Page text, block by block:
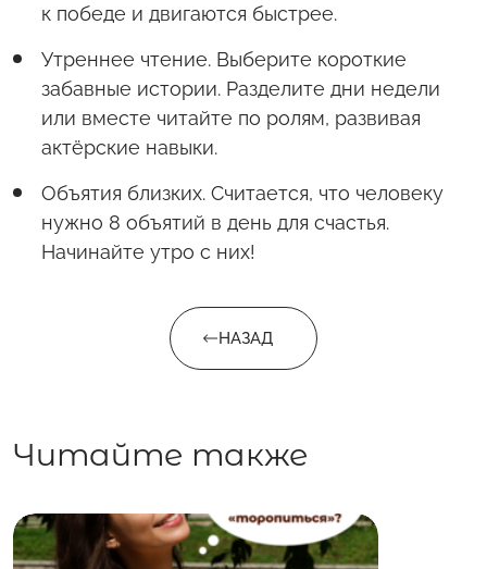
к победе и двигаются быстрее.
Утреннее чтение. Выберите короткие
забавные истории. Разделите дни недели
или вместе читайте по ролям, развивая
актёрские навыки.
Объятия близких. Считается, что человеку
нужно 8 объятий в день для счастья.
Начинайте утро с них!
НАЗАД
Читайте также